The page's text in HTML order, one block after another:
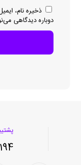
ذخیره نام،
دوباره دیدگاهی
پشتیبانی 24
21 98+